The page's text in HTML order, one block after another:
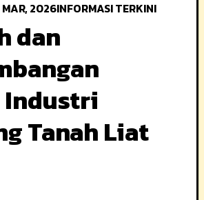
MAR, 2026INFORMASI TERKINI
dan
Industri
Tanah Liat